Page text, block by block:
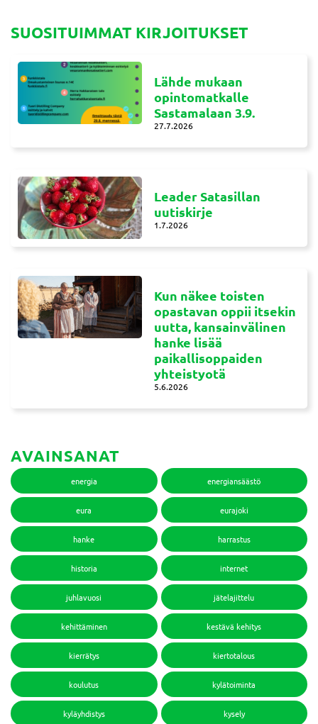
SUOSITUIMMAT KIRJOITUKSET
Lähde mukaan
opintomatkalle
Sastamalaan 3.9.
27.7.2026
Leader Satasillan
uutiskirje
1.7.2026
Kun näkee toisten
opastavan oppii itsekin
uutta, kansainvälinen
hanke lisää
paikallisoppaiden
yhteistyotä
5.6.2026
AVAINSANAT
energia energiansäästö
eura eurajoki
hanke harrastus
historia internet
juhlavuosi jätelajittelu
kehittäminen kestävä kehitys
kierrätys kiertotalous
koulutus kylätoiminta
kyläyhdistys kysely